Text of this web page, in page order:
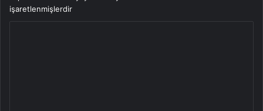
işaretlenmişlerdir